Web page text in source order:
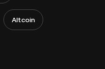
Altcoin